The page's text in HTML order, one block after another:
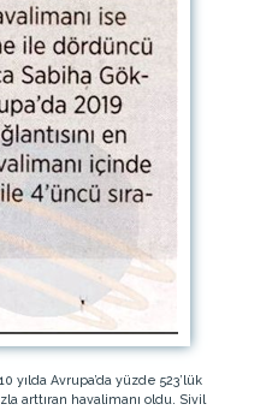
yılda Avrupa’da yüzde 523’lük
arttıran havalimanı oldu. Sivil